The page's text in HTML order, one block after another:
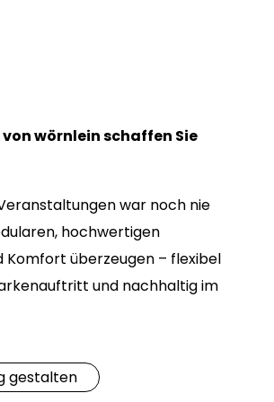
wörnlein schaffen Sie
war noch nie
hochwertigen
Komfort überzeugen – flexibel
und nachhaltig im
gestalten